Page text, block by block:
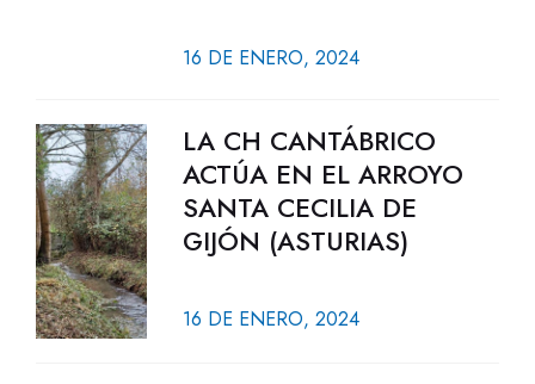
16 DE ENERO, 2024
LA CH CANTÁBRICO
ACTÚA EN EL ARROYO
SANTA CECILIA DE
GIJÓN (ASTURIAS)
16 DE ENERO, 2024